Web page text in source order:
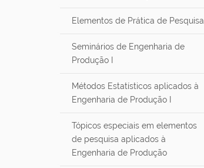
Elementos de Prática de Pesquisa
Seminários de Engenharia de
Produção I
Métodos Estatísticos aplicados à
Engenharia de Produção I
Tópicos especiais em elementos
de pesquisa aplicados à
Engenharia de Produção